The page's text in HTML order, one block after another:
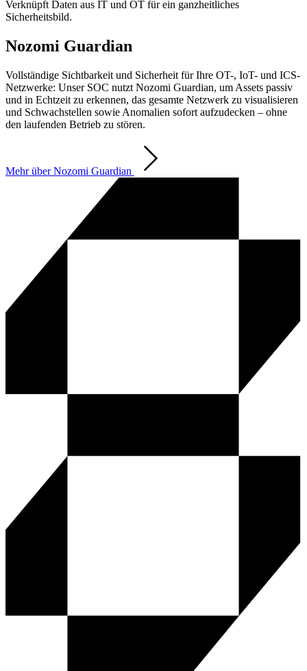
Verknüpft Daten aus IT und OT für ein ganzheitliches
Sicherheitsbild.
Nozomi Guardian
Vollständige Sichtbarkeit und Sicherheit für Ihre OT-, IoT- und ICS-
Netzwerke: Unser SOC nutzt Nozomi Guardian, um Assets passiv
und in Echtzeit zu erkennen, das gesamte Netzwerk zu visualisieren
und Schwachstellen sowie Anomalien sofort aufzudecken – ohne
den laufenden Betrieb zu stören.
Mehr über Nozomi Guardian